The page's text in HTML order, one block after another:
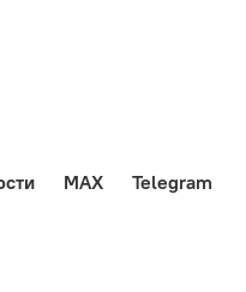
MAX Telegram